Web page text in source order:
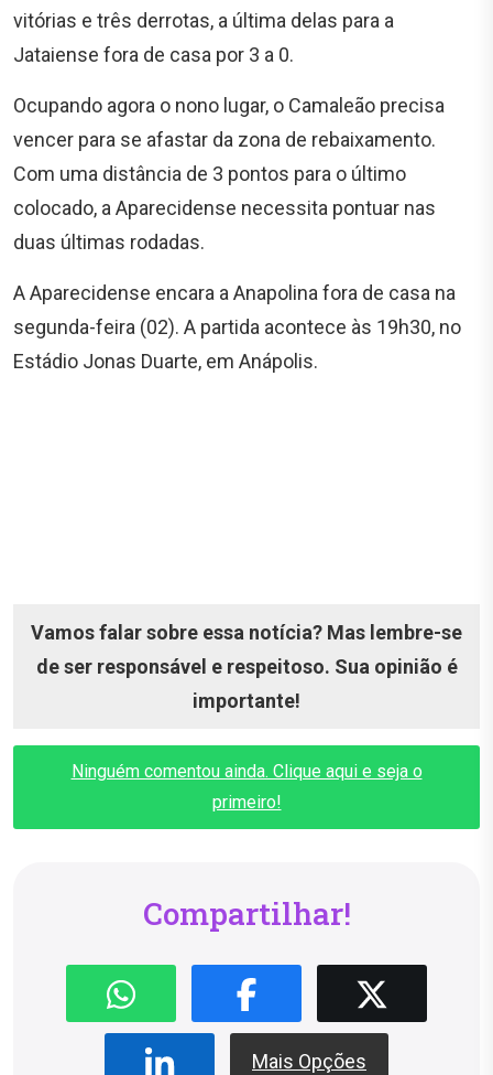
vitórias e três derrotas, a última delas para a
Jataiense fora de casa por 3 a 0.
Ocupando agora o nono lugar, o Camaleão precisa
vencer para se afastar da zona de rebaixamento.
Com uma distância de 3 pontos para o último
colocado, a Aparecidense necessita pontuar nas
duas últimas rodadas.
A Aparecidense encara a Anapolina fora de casa na
segunda-feira (02). A partida acontece às 19h30, no
Estádio Jonas Duarte, em Anápolis.
Vamos falar sobre essa notícia? Mas lembre-se
de ser responsável e respeitoso. Sua opinião é
importante!
Ninguém comentou ainda. Clique aqui e seja o
primeiro!
Compartilhar!
Mais Opções